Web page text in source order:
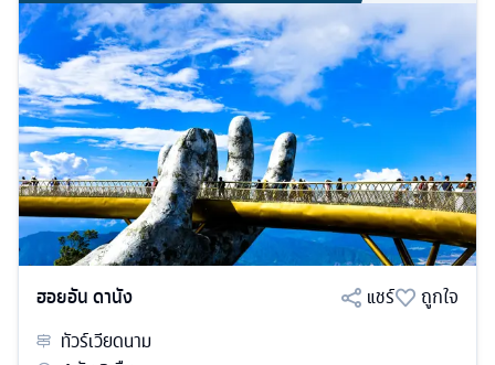
ฮอยอัน ดานัง แชร์
ถูกใจ
ทัวร์เวียดนาม